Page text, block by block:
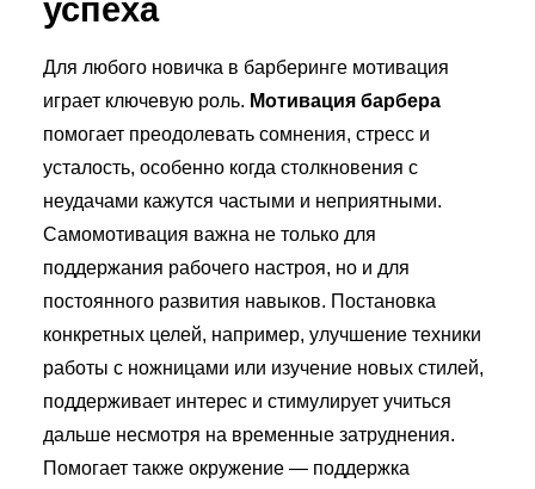
успеха
Для любого новичка в барберинге мотивация
играет ключевую роль. Мотивация барбера
помогает преодолевать сомнения, стресс и
усталость, особенно когда столкновения с
неудачами кажутся частыми и неприятными.
Самомотивация важна не только для
поддержания рабочего настроя, но и для
постоянного развития навыков. Постановка
конкретных целей, например, улучшение техники
работы с ножницами или изучение новых стилей,
поддерживает интерес и стимулирует учиться
дальше несмотря на временные затруднения.
Помогает также окружение — поддержка